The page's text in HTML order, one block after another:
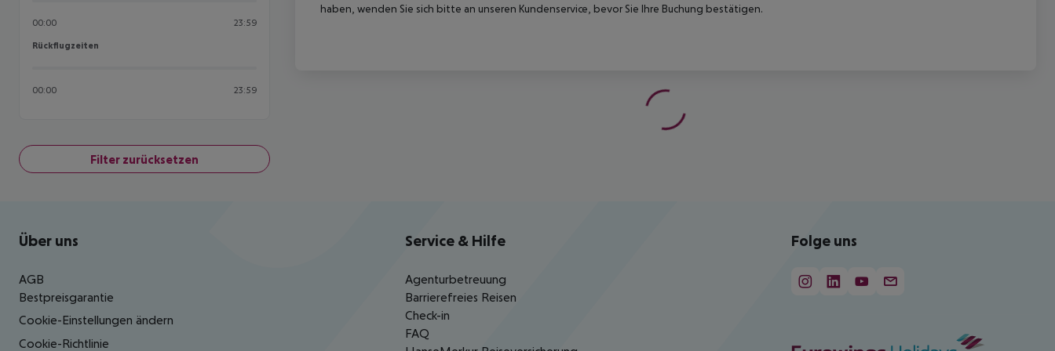
00:00 23:59
Rückflugzeiten
Rückflugzeiten
00:00 23:59
Filter zurücksetzen
haben, wenden Sie sich bitte an unseren Kundenservice, bevor Sie Ihre Buchung bestätigen.
Footer navigation
Über uns
AGB
Bestpreisgarantie
Cookie-Einstellungen ändern
Cookie-Richtlinie
Service & Hilfe
Agenturbetreuung
Barrierefreies Reisen
Check-in
FAQ
Folge uns